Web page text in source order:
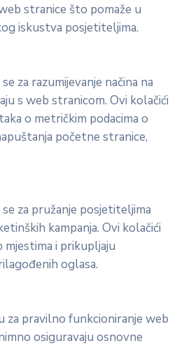
stranice što pomaže u
iskustva posjetiteljima.
za razumijevanje načina na
s web stranicom. Ovi kolačići
o metričkim podacima o
početne stranice,
za pružanje posjetiteljima
kampanja. Ovi kolačići
i prikupljaju
oglasa.
za pravilno funkcioniranje web
osiguravaju osnovne